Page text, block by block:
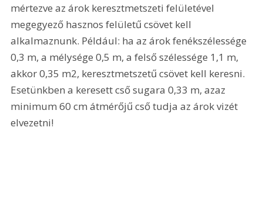
mértezve az árok keresztmetszeti felületével
megegyező hasznos felületű csövet kell
alkalmaznunk. Például: ha az árok fenékszélessége
0,3 m, a mélysége 0,5 m, a felső szélessége 1,1 m,
akkor 0,35 m2, keresztmetszetű csövet kell keresni.
Esetünkben a keresett cső sugara 0,33 m, azaz
minimum 60 cm átmérőjű cső tudja az árok vizét
elvezetni!